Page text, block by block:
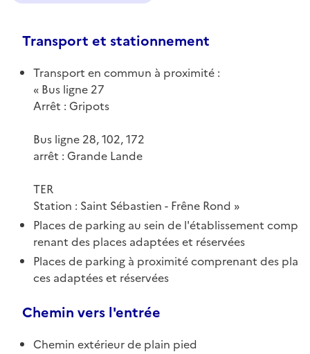
Transport et stationnement
Transport en commun à proximité :
Bus ligne 27
Arrêt : Gripots
Bus ligne 28, 102, 172
arrêt : Grande Lande
TER
Station : Saint Sébastien - Frêne Rond
Places de parking au sein de l'établissement comp
renant des places adaptées et réservées
Places de parking à proximité comprenant des pla
ces adaptées et réservées
Chemin vers l'entrée
Chemin extérieur de plain pied